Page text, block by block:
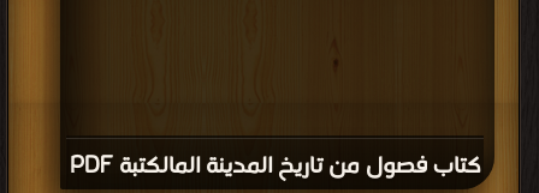
كتاب فصول من تاريخ المدينة المالكتبة PDF